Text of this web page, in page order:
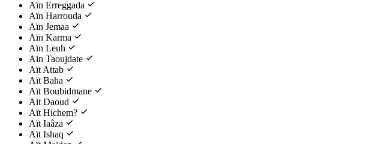
Aïn Erreggada
Aïn Harrouda
Aïn Jemaa
Aïn Karma
Aïn Leuh
Ain Taoujdate
Aït Attab
Aït Baha
Aït Boubidmane
Ait Daoud
Aït Hichem?
Aït Iaâza
Aït Ishaq